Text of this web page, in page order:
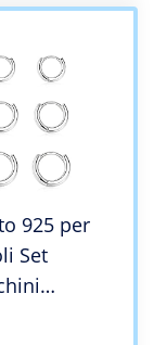
925 per
Set
12mm